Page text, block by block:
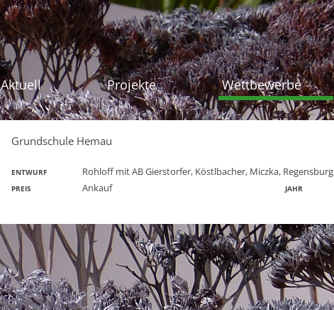
Aktuell Projekte Wettbewerbe
Grundschule Hemau
ENTWURF Rohloff mit AB Gierstorfer, Köstlbacher, Miczka, Regensburg
PREIS Ankauf JAHR